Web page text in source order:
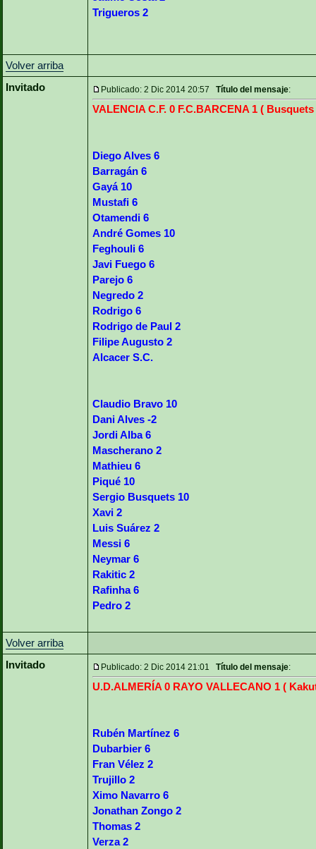
Trigueros 2
Volver arriba
Invitado
Publicado: 2 Dic 2014 20:57 Título del mensaje:
VALENCIA C.F. 0 F.C.BARCENA 1 ( Busquets
Diego Alves 6
Barragán 6
Gayá 10
Mustafi 6
Otamendi 6
André Gomes 10
Feghouli 6
Javi Fuego 6
Parejo 6
Negredo 2
Rodrigo 6
Rodrigo de Paul 2
Filipe Augusto 2
Alcacer S.C.
Claudio Bravo 10
Dani Alves -2
Jordi Alba 6
Mascherano 2
Mathieu 6
Piqué 10
Sergio Busquets 10
Xavi 2
Luis Suárez 2
Messi 6
Neymar 6
Rakitic 2
Rafinha 6
Pedro 2
Volver arriba
Invitado
Publicado: 2 Dic 2014 21:01 Título del mensaje:
U.D.ALMERÍA 0 RAYO VALLECANO 1 (
Rubén Martínez 6
Dubarbier 6
Fran Vélez 2
Trujillo 2
Ximo Navarro 6
Jonathan Zongo 2
Thomas 2
Verza 2